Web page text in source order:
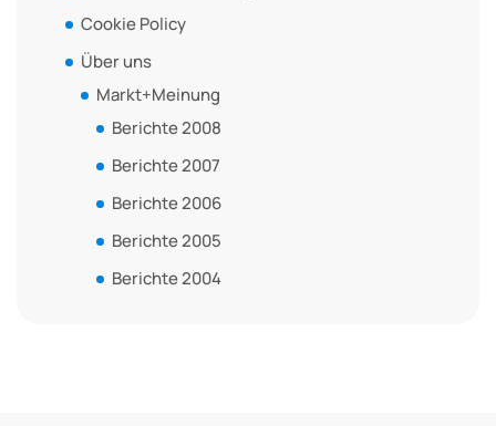
Cookie Policy
Über uns
Markt+Meinung
Berichte 2008
Berichte 2007
Berichte 2006
Berichte 2005
Berichte 2004